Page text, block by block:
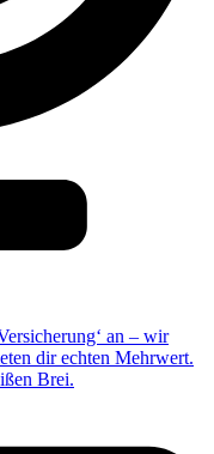
an – wir
dir echten Mehrwert.
Brei.